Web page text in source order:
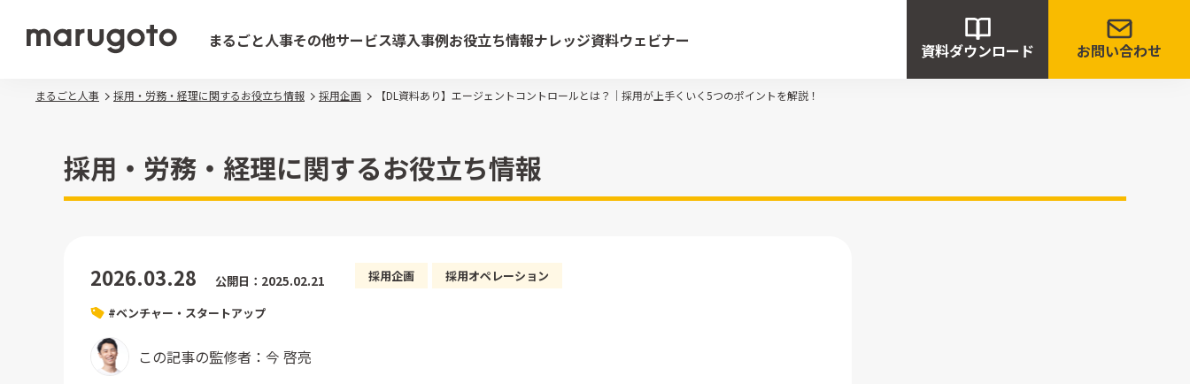
まるごと人事その他サービス導入事例お役立ち情報ナレッジ資料ウェビナー
資料ダウンロード お問い合わせ
まるごと人事 採用・労務・経理に関するお役立ち情報 採用企画 【DL資料あり】エージェントコントロールとは？｜採用が上手くいく5つのポイントを解説！
採用・労務・経理に関するお役立ち情報
2026.03.28 公開日：2025.02.21 採用企画 採用オペレーション
#ベンチャー・スタートアップ
この記事の監修者：今 啓亮